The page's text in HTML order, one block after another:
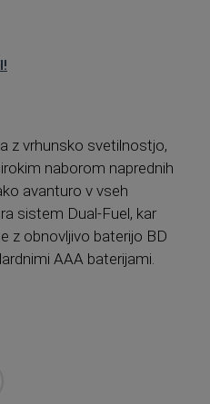
z vrhunsko svetilnostjo,
naborom naprednih
avanturo v vseh
sistem Dual-Fuel, kar
z obnovljivo baterijo BD
AAA baterijami.